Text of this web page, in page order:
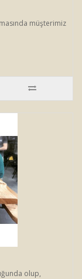
müşterimiz
olup,